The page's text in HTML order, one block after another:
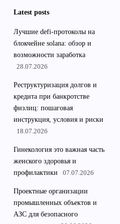
Latest posts
Лучшие defi-протоколы на
блокчейне solana: обзор и
возможности заработка
28.07.2026
Реструктуризация долгов и
кредита при банкротстве
физлиц: пошаговая
инструкция, условия и риски
18.07.2026
Гинекология это важная часть
женского здоровья и
профилактики
07.07.2026
Проектные организации
промышленных объектов и
АЗС для безопасного